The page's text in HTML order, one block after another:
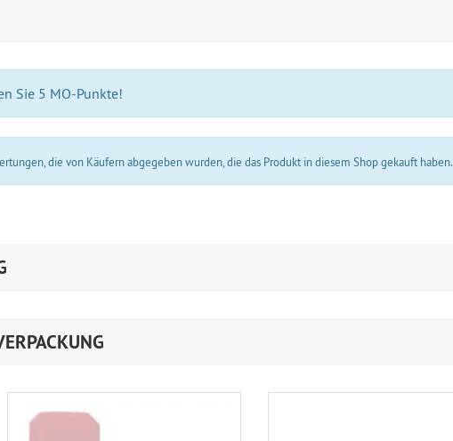
Sie 5 MO-Punkte!
die von Käufern abgegeben wurden, die das Produkt in diesem Shop gekauft haben.